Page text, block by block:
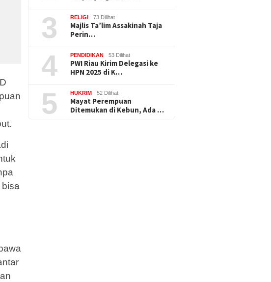
bisa
3 RELIGI 73 Dilihat
Majlis Ta’lim Assakinah Taja
Perin…
4 PENDIDIKAN 53 Dilihat
PWI Riau Kirim Delegasi ke
HPN 2025 di K…
5 HUKRIM 52 Dilihat
Mayat Perempuan
Ditemukan di Kebun, Ada …